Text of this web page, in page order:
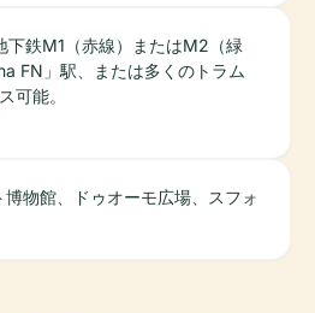
下鉄M1（赤線）またはM2（緑
FN」駅、または多くのトラム
可能。
物館、ドゥオーモ広場、スフォ